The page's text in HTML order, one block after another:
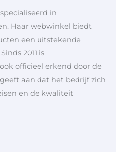
in
Haar webwinkel biedt
een uitstekende
2011 is
officieel erkend door de
aan dat het bedrijf zich
en de kwaliteit